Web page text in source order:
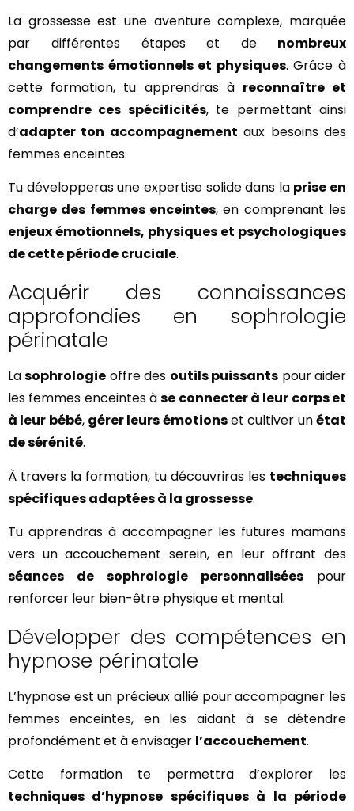
La grossesse est une aventure complexe, marquée
par différentes étapes et de nombreux
changements émotionnels et physiques. Grâce à
cette formation, tu apprendras à reconnaître et
comprendre ces spécificités, te permettant ainsi
d’adapter ton accompagnement aux besoins des
femmes enceintes.
Tu développeras une expertise solide dans la prise en
charge des femmes enceintes, en comprenant les
enjeux émotionnels, physiques et psychologiques
de cette période cruciale.
Acquérir des connaissances
approfondies en sophrologie
périnatale
Lasophrologie offre des outils puissants pour aider
les femmes enceintes àse connecter à leur corps et
à leur bébé, gérer leurs émotionset cultiver unétat
de sérénité.
À travers la formation, tu découvriras les techniques
spécifiques adaptées à la grossesse.
Tu apprendras à accompagner les futures mamans
vers un accouchement serein, en leur offrant des
séances de sophrologie personnalisées pour
renforcer leur bien-être physique et mental.
Développer des compétences en
hypnose périnatale
L’hypnose est un précieux allié pour accompagner les
femmes enceintes, en les aidant à se détendre
profondément et à envisager l’accouchement.
Cette formation te permettra d’explorer les
techniques d’hypnose spécifiques à la période